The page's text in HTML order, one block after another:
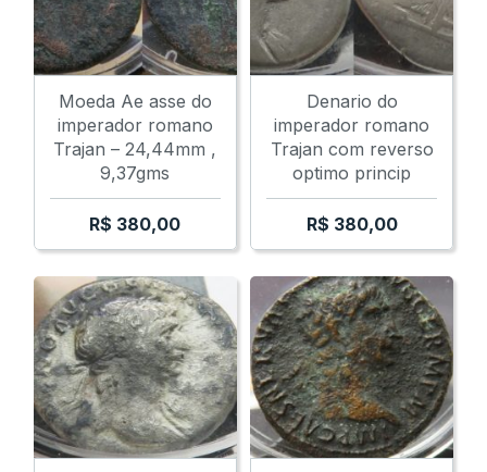
Moeda Ae asse do
imperador romano
Trajan – 24,44mm ,
9,37gms
R$ 380,00
Denario do
imperador romano
Trajan com reverso
optimo princip
R$ 380,00